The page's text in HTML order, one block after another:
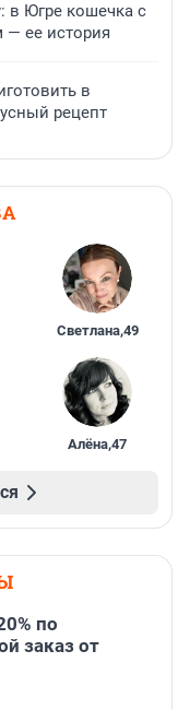
в Югре кошечка с
ее история
в
рецепт
Светлана,49
Алёна,47
по
заказ от